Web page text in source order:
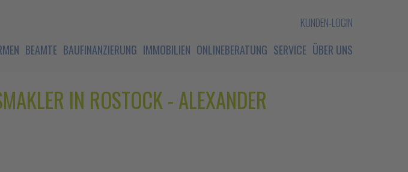
KUNDEN-LOGIN
BEAMTE BAUFINANZIERUNG IMMOBILIEN ONLINEBERATUNG SERVICE ÜBER UNS
IN ROSTOCK - ALEXANDER